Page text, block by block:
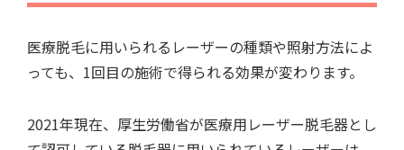
医療脱毛に用いられるレーザーの種類や照射方法によ
っても、1回目の施術で得られる効果が変わります。
2021年現在、厚生労働省が医療用レーザー脱毛器とし